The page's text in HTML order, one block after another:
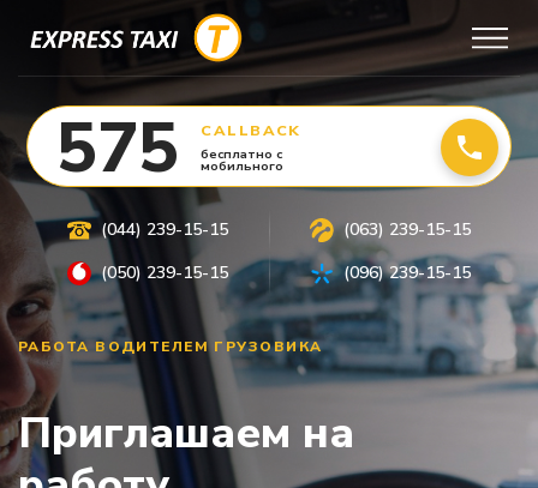
575 CALLBACK
бесплатно с
мобильного
(044) 239-15-15
(063) 239-15-15
(050) 239-15-15
(096) 239-15-15
РАБОТА ВОДИТЕЛЕМ ГРУЗОВИКА
Приглашаем на